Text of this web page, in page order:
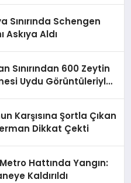
Sınırında Schengen
Askıya Aldı
Sınırından 600 Zeytin
Uydu Görüntüleriyle
Karşısına Şortla Çıkan
Dikkat Çekti
Hattında Yangın:
Kaldırıldı